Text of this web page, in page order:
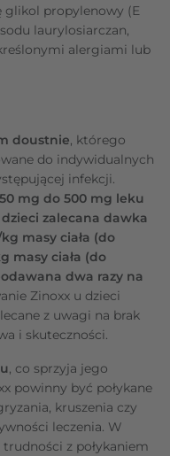
glikol propylenowy (E
laurylosiarczan,
alergiami lub
doustnie, którego
do indywidualnych
infekcji.
mg do 500 mg leku
zalecana dawka
masy ciała (do
masy ciała (do
dwa razy na
Zinoxx u dzieci
z uwagi na brak
i skuteczności.
, co sprzyja jego
powinny być połykane
kruszenia czy
leczenia. W
z połykaniem